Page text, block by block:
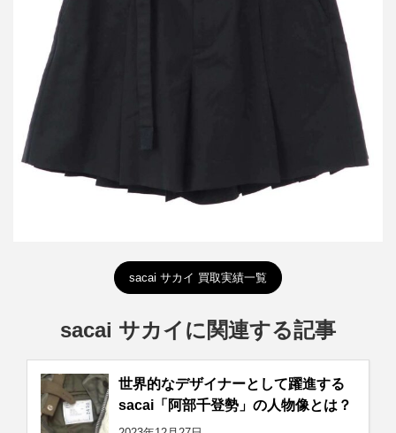
サカイ 24SS Suiting Shorts ベルテッドワイドショートパンツ 24-
sacai サカイ 買取実績一覧
sacai サカイに関連する記事
世界的なデザイナーとして躍進する
sacai「阿部千登勢」の人物像とは？